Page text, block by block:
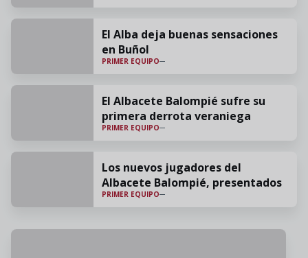
El Alba deja buenas sensaciones
en Buñol
PRIMER EQUIPO
El Albacete Balompié sufre su
primera derrota veraniega
PRIMER EQUIPO
Los nuevos jugadores del
Albacete Balompié, presentados
PRIMER EQUIPO